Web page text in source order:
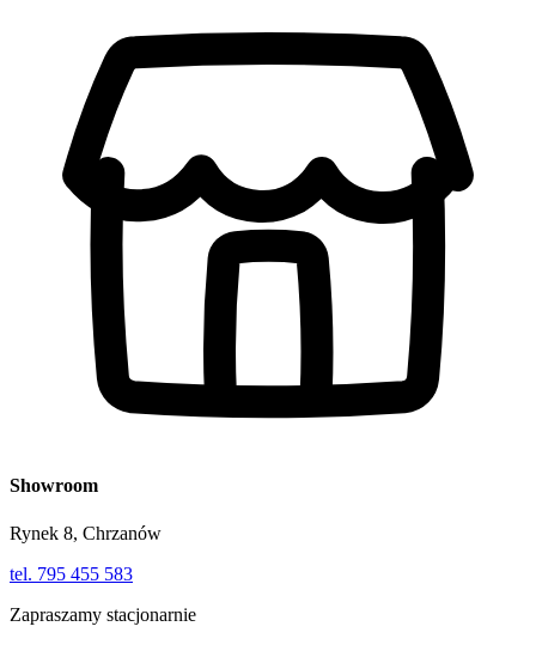
Showroom
Rynek 8, Chrzanów
tel. 795 455 583
Zapraszamy stacjonarnie